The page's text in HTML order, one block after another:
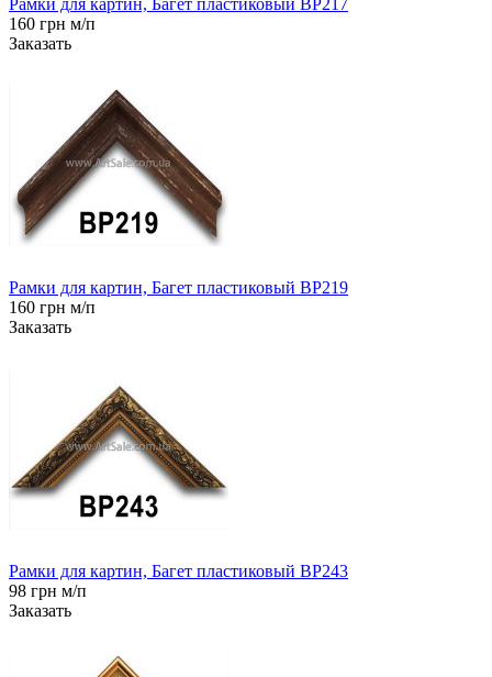
160 грн м/п
Заказать
Рамки для картин, Багет пластиковый BP219
160 грн м/п
Заказать
Рамки для картин, Багет пластиковый BP243
98 грн м/п
Заказать